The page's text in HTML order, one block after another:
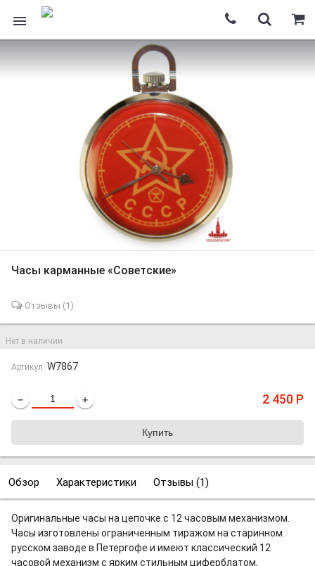
Часы карманные «Советские»
Отзывы (1 )
Нет в наличии
Артикул: W7867
− + 2 450 Р
Обзор Характеристики Отзывы (1)
Оригинальные часы на цепочке с 12 часовым механизмом.
Часы изготовлены ограниченным тиражом на старинном
русском заводе в Петергофе и имеют классический 12
часовой механизм с ярким стильным циферблатом,